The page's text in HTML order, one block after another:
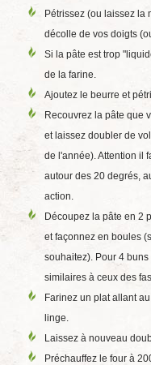
Pétrissez (ou laissez la
décolle de vos doigts
Si la pâte est trop
de la farine.
Ajoutez le beurre et
Recouvrez la pâte que
et laissez doubler de
de l'année). Attention il
autour des 20 degrés,
action.
Découpez la pâte en 2
et façonnez en boules
souhaitez). Pour 4
similaires à ceux des
Farinez un plat allant
linge.
Laissez à nouveau
Préchauffez le four à